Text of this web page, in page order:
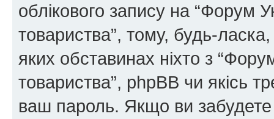
облікового запису на “Форум
товариства”, тому, будь-
яких обставинах ніхто з
товариства”, phpBB чи якісь
ваш пароль. Якщо ви